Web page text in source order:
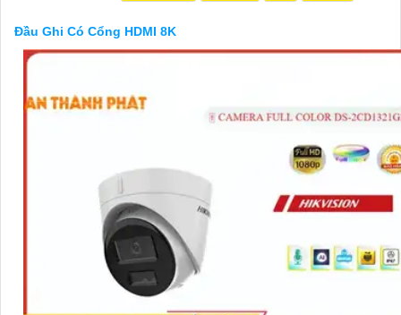
Đầu Ghi Có Cổng HDMI 8K